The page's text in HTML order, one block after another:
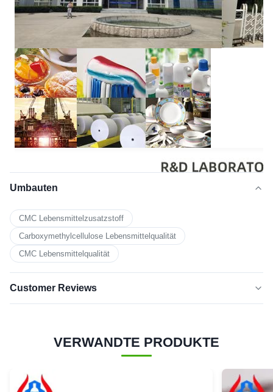
Umbauten
CMC Lebensmittelzusatzstoff
Carboxymethylcellulose Lebensmittelqualität
CMC Lebensmittelqualität
Customer Reviews
Basierend auf 50 jüngsten Bewertungen
Fünf-
Sterne
100%
VERWANDTE PRODUKTE